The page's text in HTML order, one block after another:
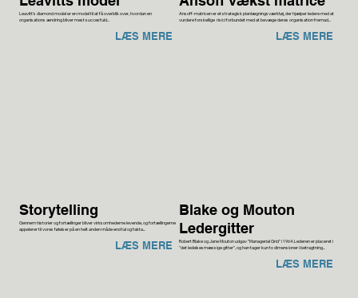
Leavitt’s diamond model er en model til at få overblik over, hvordan en
organisations ændring bliver mest succesfuld...
LÆS MERE
Ansoff-matricen er et strategisk planlægningsværktøj, der hjælper ledere med at
vurdere forskellige risici forbundet med at bevæge deres organisation fremad...
LÆS MERE
Storytelling
Gennem historier og fortællinger bliver virksomhederne levende, og fortællingerne
appelerer til vores følelser på en helt anden måde end tal og fakta...
LÆS MERE
Blake og Mouton
Ledergitter
Robert Blake og Jane Mouton udgav "Managerial Grid" i 1964.Lederen er placeret i
"det ledelsesmæssige gitter", og han tager kun to dimensioner i betragtning...
LÆS MERE